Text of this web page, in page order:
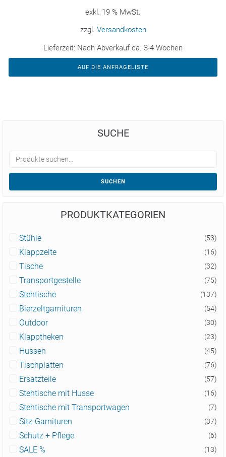
exkl. 19 % MwSt.
zzgl. Versandkosten
Lieferzeit: Nach Abverkauf ca. 3-4 Wochen
AUF DIE ANFRAGELISTE
SUCHE
SUCHEN
PRODUKTKATEGORIEN
Stühle (53)
Klappzelte (16)
Tische (32)
Transportgestelle (75)
Stehtische (137)
Bierzeltgarnituren (54)
Outdoor (30)
Klapptheken (23)
Hussen (45)
Tischplatten (76)
Ersatzteile (57)
Stehtische mit Husse (16)
Stehtische mit Transportwagen (7)
Sitz-Garnituren (37)
Schutz + Pflege (6)
SALE % (13)